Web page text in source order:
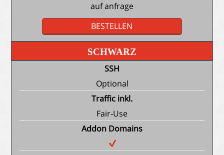
auf anfrage
BESTELLEN
SCHWARZ
SSH
Optional
Traffic inkl.
Fair-Use
Addon Domains